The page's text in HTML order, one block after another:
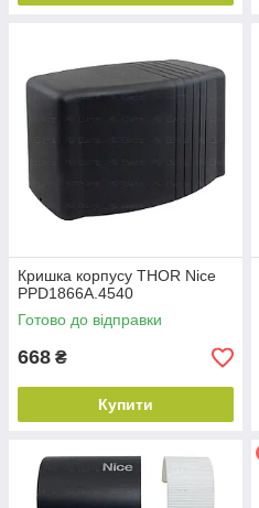
Кришка корпусу THOR Nice
PPD1866A.4540
Готово до відправки
668 ₴
Купити